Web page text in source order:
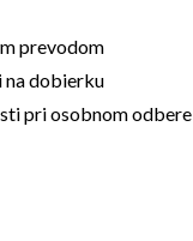
prevodom
dobierku
pri osobnom odbere